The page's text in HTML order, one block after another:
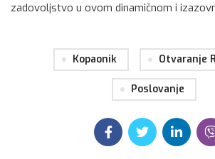
zadovoljstvo u ovom dinamičnom i
Kopaonik Otvaranje
Poslovanje